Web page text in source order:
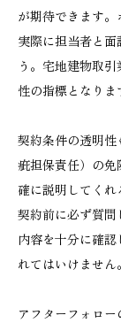
が期待できます。
実際に担当者と
う。宅地建物取
性の指標となりま
契約条件の透明
疵担保責任）の
確に説明してくれ
契約前に必ず質
内容を十分に確
れてはいけません。
アフターフォロ